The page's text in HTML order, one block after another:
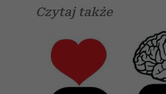
Czytaj także